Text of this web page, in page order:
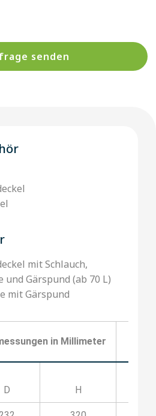
senden
mit Schlauch,
und Gärspund (ab 70 L)
mit Gärspund
in Millimeter
D H